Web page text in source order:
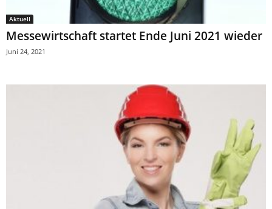
Aktuell
Messewirtschaft startet Ende Juni 2021 wieder
Juni 24, 2021